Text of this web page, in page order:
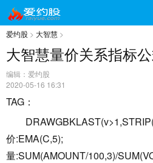
爱约股 > 大智慧 >
大智慧量价关系指标
编辑：爱约股
2020-05-16 16:31
TAG：
价:EMA(C,5);
量:SUM(AMOUNT/100,3)/